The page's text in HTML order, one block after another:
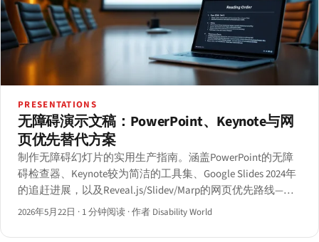
PRESENTATIONS
无障碍演示文稿：PowerPoint、Keynote与网
页优先替代方案
制作无障碍幻灯片的实用生产指南。涵盖PowerPoint的无障
碍检查器、Keynote较为简洁的工具集、Google Slides 2024年
的追赶进展，以及Reveal.js/Slidev/Marp的网页优先路线——
并附有选择合适工具的决策树。
2026年5月22日 · 1 分钟阅读 ·作者 Disability World